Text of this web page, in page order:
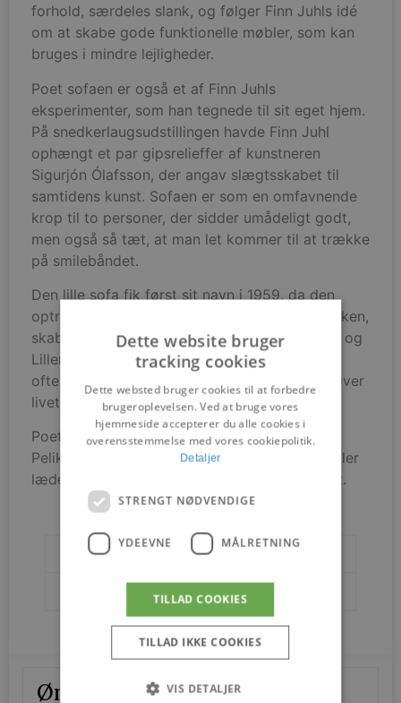
Ønskes mere information?
forhold, særdeles slank, og følger Finn Juhls idé
om at skabe gode funktionelle møbler, som kan
bruges i mindre lejligheder.
Poet sofaen er også et af Finn Juhls
eksperimenter, som han tegnede til sit eget hjem.
På snedkerlaugsudstillingen havde Finn Juhl
ophængt et par gipsrelieffer af kunstneren
Sigurjón Ólafsson, der angav slægtsskabet til
samtidens kunst. Sofaen er som en omfavnende
krop til to personer, der sidder umådeligt godt,
men også så tæt, at man let kommer til at trække
på smilebåndet.
Den lille sofa fik først sit navn i 1959, da den
optrådte i en populær tegneseriestribe i Politiken,
skabt af Jørgen Mogensen, ved navn ”Poeten og
Lillemor”. Den handlede om en ung digter, der
ofte lå på netop denne sofa og reflekterede over
livets tildragelser.
Poetsofaen leveres i samme udførsel som
Pelikanstolen – med håndsyet betræk i stof eller
læder og med ben i eg, valnød eller sortmalet.
Brands House of Finn Juhl
Dette website bruger
tracking cookies
Dette websted bruger cookies til at forbedre
brugeroplevelsen. Ved at bruge vores
hjemmeside accepterer du alle cookies i
overensstemmelse med vores cookiepolitik.
Detaljer
STRENGT NØDVENDIGE
YDEEVNE MÅLRETNING
TILLAD COOKIES
TILLAD IKKE COOKIES
VIS DETALJER